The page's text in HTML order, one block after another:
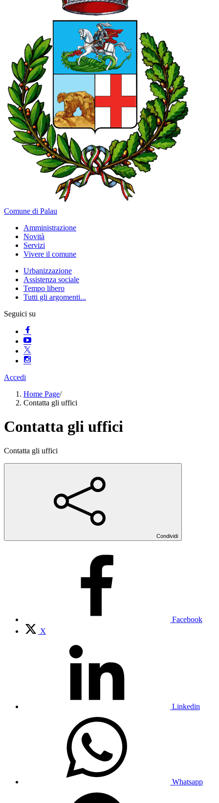
Comune di Palau
Amministrazione
Novità
Servizi
Vivere il comune
Urbanizzazione
Assistenza sociale
Tempo libero
Tutti gli argomenti...
Seguici su
Accedi
Home Page/
Contatta gli uffici
Contatta gli uffici
Contatta gli uffici
Condividi
Facebook
X
Linkedin
Whatsapp